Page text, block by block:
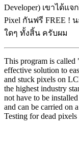
Developer) เขาได้แ
Pixel กันฟรี FREE !
ใดๆ ทั้งสิ้น ครับผม
This program is
effective solution to
and stuck pixels on
the highest industry
not have to be
and can be carried on
Testing for dead